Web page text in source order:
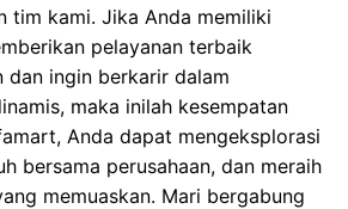
tim kami. Jika Anda memiliki
pelayanan terbaik
dan ingin berkarir dalam
maka inilah kesempatan
Anda dapat mengeksplorasi
bersama perusahaan, dan meraih
memuaskan. Mari bergabung